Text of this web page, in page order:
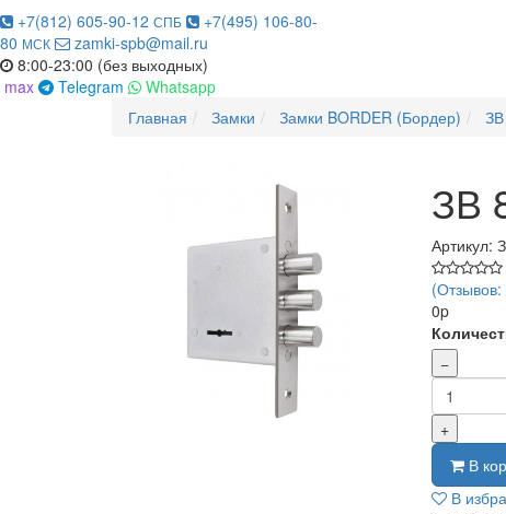
+7(812) 605-90-12 СПБ
+7(495) 106-80-
80 МСК
zamki-spb@mail.ru
8:00-23:00 (без выходных)
max
Telegram
Whatsapp
Главная
Замки Замки BORDER (Бордер)
ЗВ
Артикул:
(Отзывов:
0p
−
+
В
В